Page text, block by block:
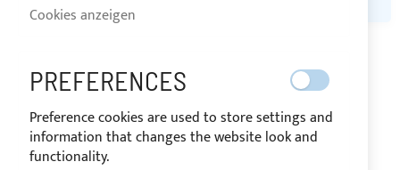
MEINE WUNSCHLISTE
Sie haben keine Artikel auf Ihrer Wunschliste.
Cookies anzeigen
PREFERENCES
Preference cookies are used to store settings and
information that changes the website look and
functionality.